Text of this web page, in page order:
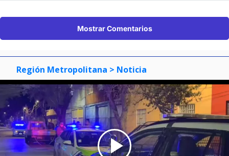
Mostrar Comentarios
Región Metropolitana > Noticia